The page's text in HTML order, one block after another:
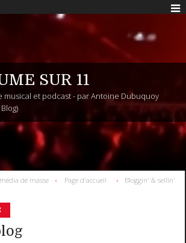
SUR 11
musical et podcast - par Antoine Dubuquoy
de masse Page d'accueil Bloggin' & sellin'